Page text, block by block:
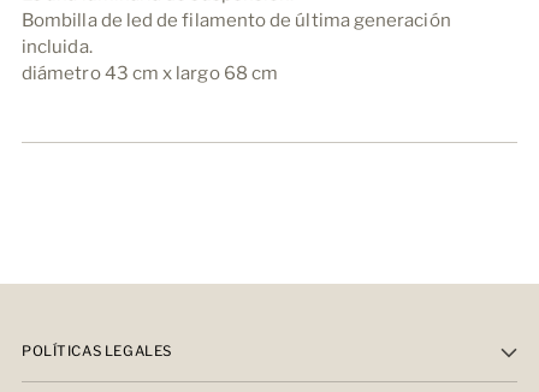
Bombilla de led de filamento de última generación
incluida.
diámetro 43 cm x largo 68 cm
POLÍTICAS LEGALES